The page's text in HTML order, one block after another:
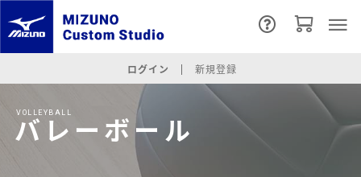
ログイン 新規登録
VOLLEYBALL
バレーボール